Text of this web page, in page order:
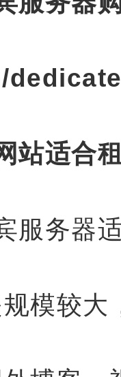
站适合
服务器
模较大